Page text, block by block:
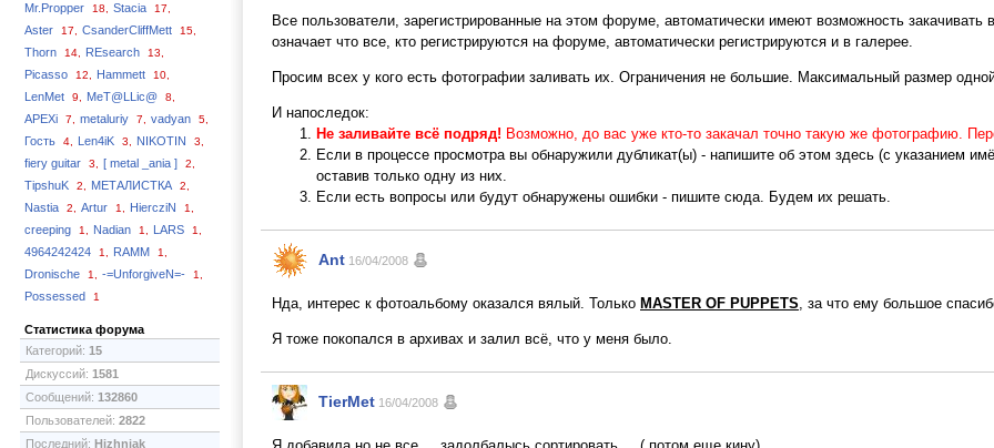
Mr.Propper 18, Stacia 17,
Aster 17, CsanderCliffMett 15,
Thorn 14, REsearch 13,
Picasso 12, Hammett 10,
LenMet 9, MeT@LLic@ 8,
APEXi 7, metaluriy 7, vadyan 5,
Гость 4, Len4iK 3, NIKOTIN 3,
fiery guitar 3, [ metal _ania ] 2,
TipshuK 2, МЕТАЛИСТКА 2,
Nastia 2, Artur 1, HiercziN 1,
creeping 1, Nadian 1, LARS 1,
4964242424 1, RAMM 1,
Dronische 1, -=UnforgiveN=- 1,
Possessed 1
Статистика форума
Категорий: 15
Дискуссий: 1581
Сообщений: 132860
Пользователей: 2822
Последний: Hizhnjak
Все пользователи, зарегистрированные на этом форуме, автоматически имеют возможность
означает что все, кто регистрируются на форуме, автоматически регистрируются и в галерее.
Просим всех у кого есть фотографии заливать их. Ограничения не большие. Максимальный размер
И напоследок:
Не заливайте всё подряд! Возможно, до вас уже кто-то закачал точно такую же фотографию.
Если в процессе просмотра вы обнаружили дубликат(ы) - напишите об этом здесь (с указанием
оставив только одну из них.
Если есть вопросы или будут обнаружены ошибки - пишите сюда. Будем их решать.
Ant 16/04/2008
Нда, интерес к фотоальбому оказался вялый. Только MASTER OF PUPPETS, за что ему большое
Я тоже покопался в архивах и залил всё, что у меня было.
TierMet 16/04/2008